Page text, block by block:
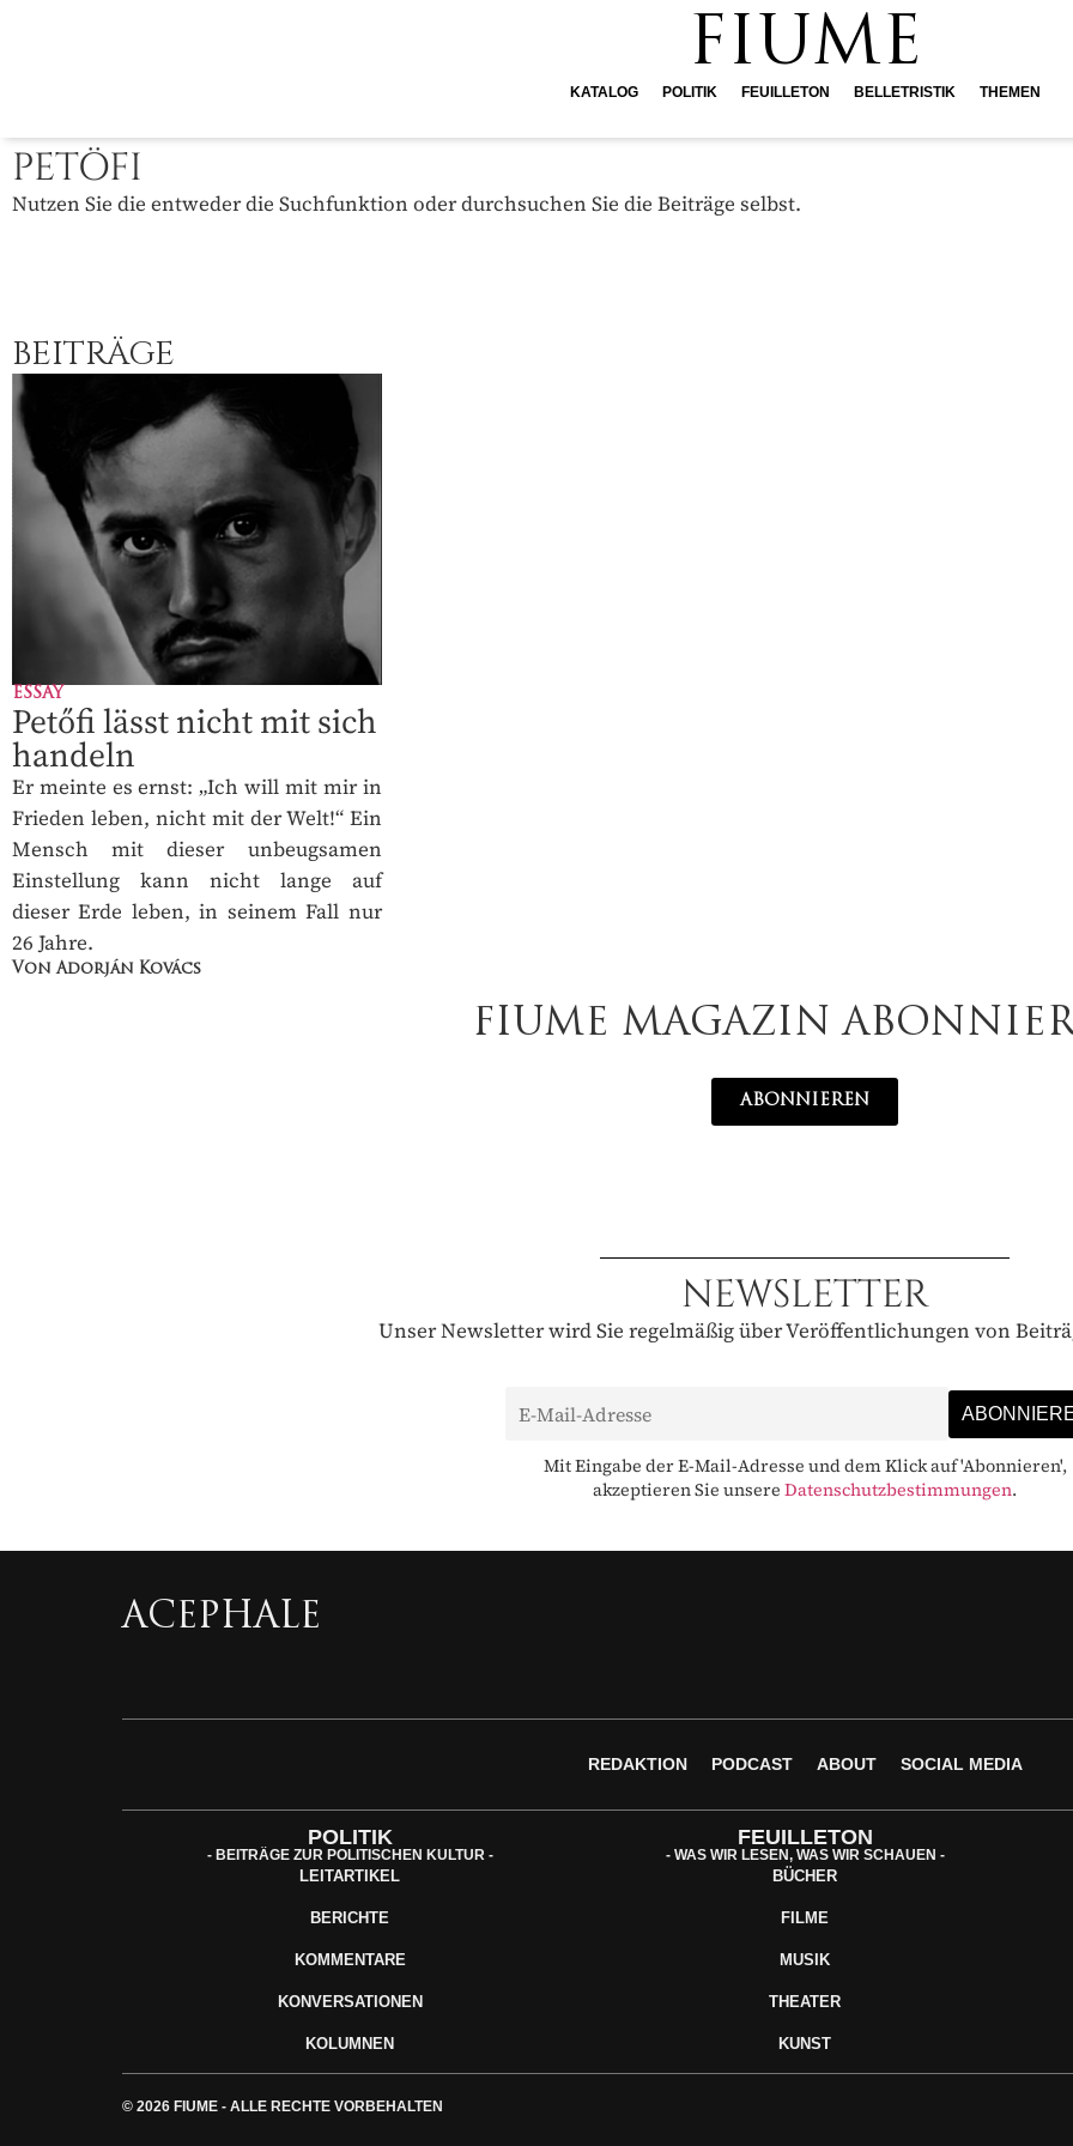
FIUME
KATALOG POLITIK FEUILLETON BELLETRISTIK THEMEN
PETÖFI
Nutzen Sie die entweder die Suchfunktion oder durchsuchen Sie die Beiträge selbst.
BEITRÄGE
ESSAY
Petőfi lässt nicht mit sich
handeln
Er meinte es ernst: „Ich will mit mir in
Frieden leben, nicht mit der Welt!“ Ein
Mensch mit dieser unbeugsamen
Einstellung kann nicht lange auf
dieser Erde leben, in seinem Fall nur
26 Jahre.
Von Adorján Kovács
FIUME MAGAZIN
ABONNIEREN
NEWSLETTER
Unser Newsletter wird Sie regelmäßig über Veröffentlichungen von
Mit Eingabe der E-Mail-Adresse und dem Klick auf 'Abonnieren',
akzeptieren Sie unsere Datenschutzbestimmungen.
ACEPHALE
REDAKTION PODCAST ABOUT SOCIAL MEDIA
POLITIK
- BEITRÄGE ZUR POLITISCHEN KULTUR -
LEITARTIKEL
BERICHTE
KOMMENTARE
KONVERSATIONEN
KOLUMNEN
FEUILLETON
- WAS WIR LESEN, WAS WIR SCHAUEN -
BÜCHER
FILME
MUSIK
THEATER
KUNST
© 2026 FIUME - ALLE RECHTE VORBEHALTEN